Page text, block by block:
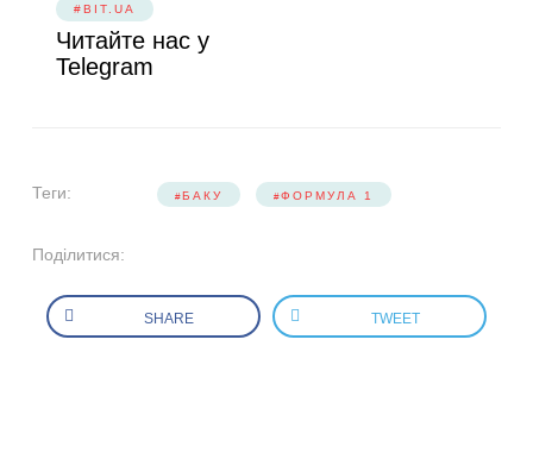
#BIT.UA
Читайте нас у
Telegram
Теги: БАКУ ФОРМУЛА 1
Поділитися:
SHARE TWEET